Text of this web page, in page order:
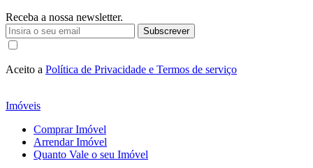
Receba a nossa newsletter.
Subscrever
Aceito a Política de Privacidade e Termos de serviço
Imóveis
Comprar Imóvel
Arrendar Imóvel
Quanto Vale o seu Imóvel